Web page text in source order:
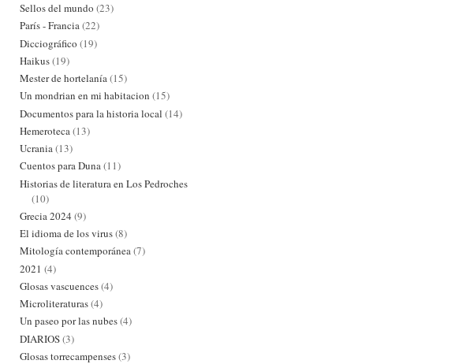
Sellos del mundo (23)
París - Francia(22)
Dicciográfico (19)
Haikus(19)
Mester de hortelanía(15)
Un mondrian en mi habitacion (15)
Documentos para la historia local (14)
Hemeroteca(13)
Ucrania(13)
Cuentos para Duna(11)
Historias de literatura en Los Pedroches
(10)
Grecia 2024 (9)
El idioma de los virus(8)
Mitología contemporánea(7)
2021 (4)
Glosas vascuences(4)
Microliteraturas(4)
Un paseo por las nubes(4)
DIARIOS(3)
Glosas torrecampenses(3)